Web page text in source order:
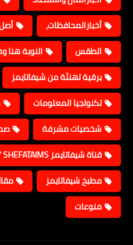
أخبارالمحافظات،
الطقس
النوبة هنا
برقية تهنئة من شيفاتايمز
تكنولجيا المعلومات
شخصيات مشرفة
قناة شيفاتايمز TV / SHEFATAIMS
مطبخ شيفاتايمز
منوعات